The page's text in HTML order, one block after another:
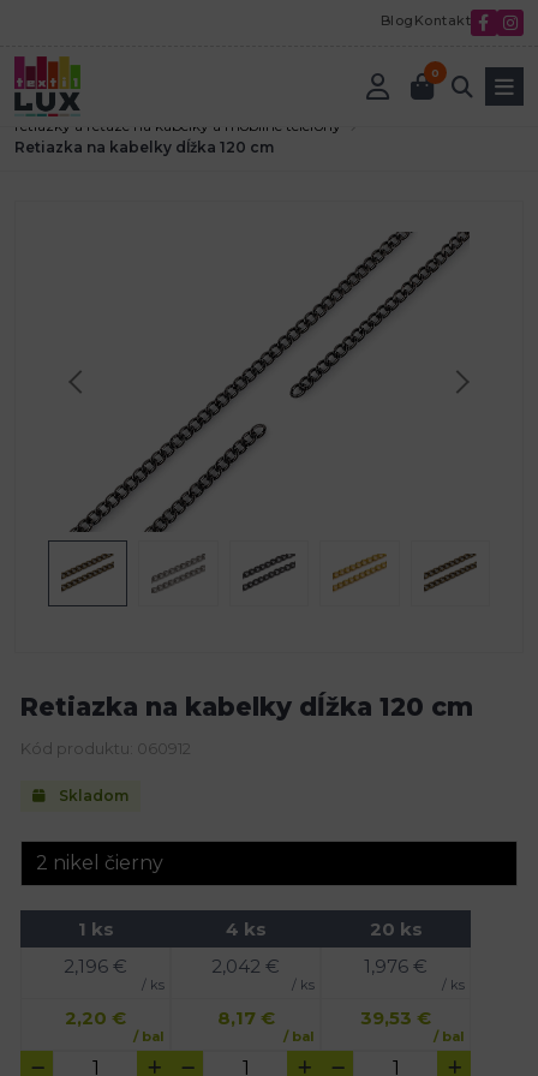
Blog Kontakt
0
Úvod
Polotovary k výrobe kabeliek a tašiek
retiazky a reťaze na kabelky a mobilné telefóny
Retiazka na kabelky dĺžka 120 cm
Retiazka na kabelky dĺžka 120 cm
Kód produktu: 060912
Skladom
1 ks
2,196 €
/ ks
2,20 €
/ bal
4 ks
2,042 €
/ ks
8,17€
/ bal
20 ks
1,976 €
/ ks
39,53 €
/ bal